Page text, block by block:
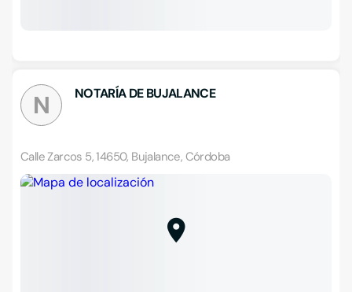
N NOTARÍA DE BUJALANCE
Calle Zarcos 5, 14650, Bujalance, Córdoba